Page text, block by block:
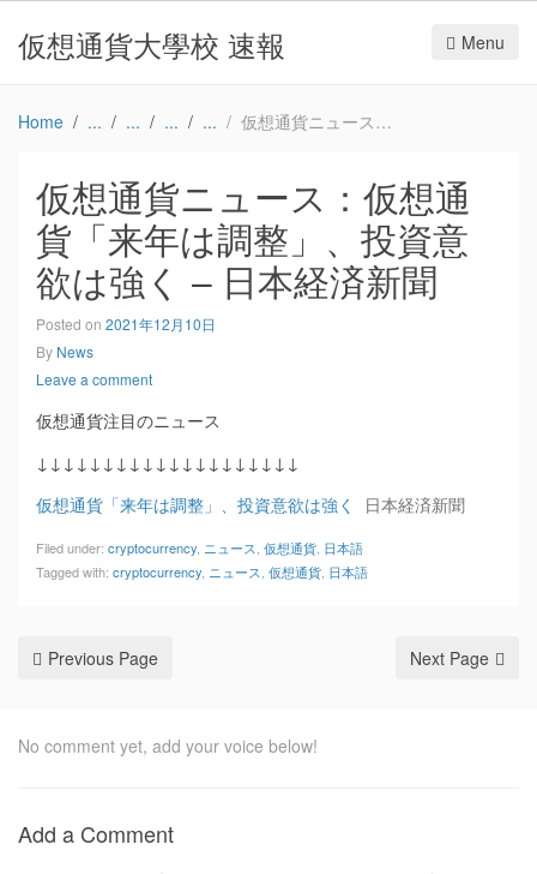
仮想通貨大學校 速報 Menu
Home 仮想通貨ニュース：仮想通貨「来年は調整」、投資意欲は強く – 日本経済新聞
仮想通貨ニュース：仮想通
貨「来年は調整」、投資意
欲は強く – 日本経済新聞
Posted on 2021年12月10日
By News
Leave a comment
仮想通貨注目のニュース
↓↓↓↓↓↓↓↓↓↓↓↓↓↓↓↓↓↓↓↓
仮想通貨「来年は調整」、投資意欲は強く
日本経済新聞
Filed under: cryptocurrency ニュース 仮想通貨 日本語
Tagged with: cryptocurrency ニュース 仮想通貨 日本語
Previous Page Next Page
No comment yet, add your voice below!
Add a Comment